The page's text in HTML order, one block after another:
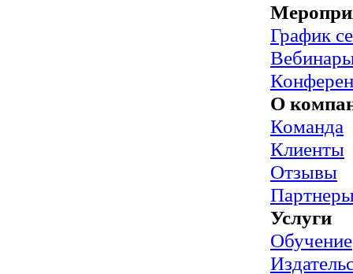
График
О
Команда
Клиенты
Отзывы
Услуги
Обучение